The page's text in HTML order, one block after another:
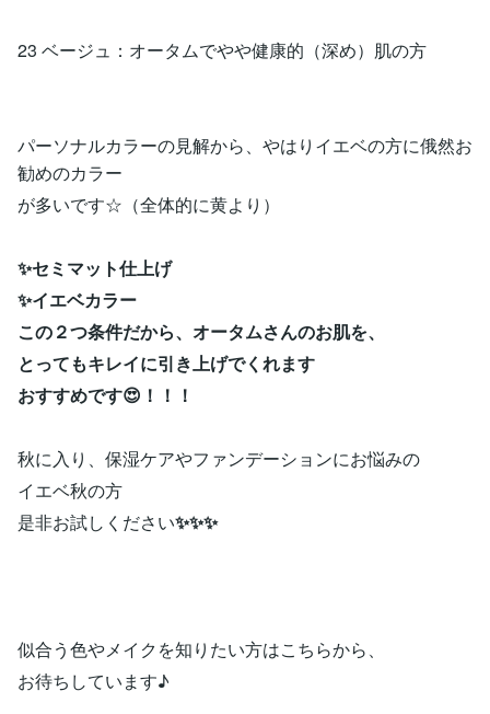
23 ベージュ：オータムでやや健康的（深め）肌の方
パーソナルカラーの見解から、やはりイエベの方に俄然お
勧めのカラー
が多いです☆（全体的に黄より）
✨セミマット仕上げ
✨イエベカラー
この２つ条件だから、オータムさんのお肌を、
とってもキレイに引き上げでくれます
おすすめです😍！！！
秋に入り、保湿ケアやファンデーションにお悩みの
イエベ秋の方
是非お試しください✨✨✨
似合う色やメイクを知りたい方はこちらから、
お待ちしています♪